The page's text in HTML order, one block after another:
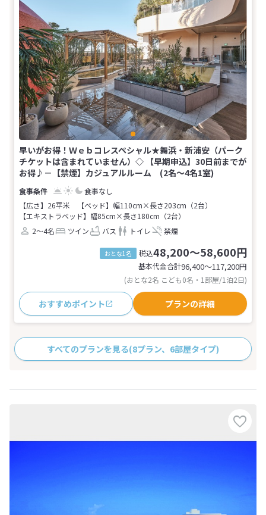
早いがお得！Ｗｅｂコレスペシャル★舞浜・新浦安（パーク
チケットは含まれていません）◇ 【早期申込】30日前までが
お得♪－【禁煙】カジュアルルーム (2名～4名1室)
食事なし
【広さ】26平米
【ベッド】幅110cm×長さ203cm（2台）
【エキストラベッド】幅85cm×長さ180cm（2台）
2～4名
ツイン バス トイレ 禁煙
おとな1名 税込48,200～58,600円
基本代金合計96,400〜117,200円
(おとな2名 こども0名・1部屋/1泊2日)
おすすめポイント プランの詳細
すべてのプランを見る(8プラン、6部屋タイプ)